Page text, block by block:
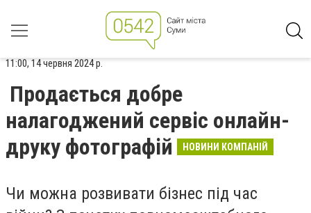
11:00, 14 червня 2024 р.
Продається добре
налагоджений сервіс онлайн-
друку фотографій
НОВИНИ КОМПАНІЙ
Чи можна розвивати бізнес під час